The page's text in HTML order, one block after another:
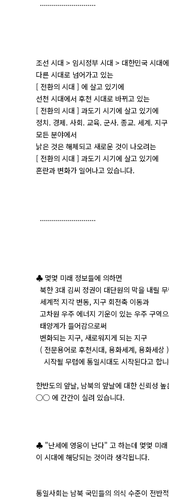
............................
조선 시대 > 임시정부 시대 > 대한민국 시대
다른 시대로 넘어가고 있는
[ 전환의 시대 ] 에 살고 있기에
선천 시대에서 후천 시대로 바뀌고 있는
[ 전환의 시대 ] 과도기 시기에 살고 있기에
정치. 경제. 사회. 교육. 군사. 종교. 세계. 지
모든 분야에서
낡은 것은 해체되고 새로운 것이 나오려는
[ 전환의 시대 ] 과도기 시기에 살고 있기에
혼란과 변화가 일어나고 있습니다.
............................
♣ 몇몇 미래 정보들에 의하면
북한 3대 김씨 정권이 대단원의 막을 내릴
세계적 지각 변동, 지구 회전축 이동과
고차원 우주 에너지 기운이 있는 우주 구역
태양계가 들어감으로써
변화되는 지구, 새로워지게 되는 지구
( 전문용어로 후천시대, 용화세계, 용화세상
시작될 무렵에 통일시대도 시작된다고 합
한반도의 앞날, 남북의 앞날에 대한 신뢰성 높
○○ 에 간간이 실려 있습니다.
♣ "난세에 영웅이 난다" 고 하는데 몇몇 미래
이 시대에 해당되는 것이라 생각됩니다.
통일사회는 남북 국민들의 의식 수준이 전반